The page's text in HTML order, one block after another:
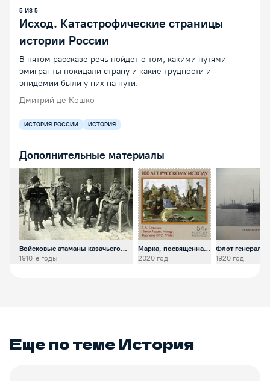
5 ИЗ 5
Исход. Катастрофические страницы
истории России
В пятом рассказе речь пойдет о том, какими путями
эмигранты покидали страну и какие трудности и
эпидемии были у них на пути.
Дмитрий де Кошко
ИСТОРИЯ РОССИИ ИСТОРИЯ
Дополнительные материалы
Открыть предпросмотр изображения
Войсковые атаманы казачьего
войска
1910-е годы
Открыть предпросмотр
Марка, посвященная
100-летию русского
2020 год
Флот генерала
проливе
1920 год
Еще по теме История